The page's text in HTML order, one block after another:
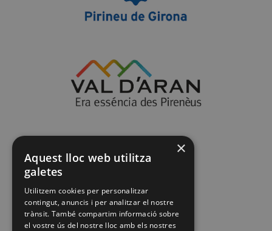
×
Aquest lloc web utilitza
galetes
Utilitzem cookies per personalitzar
contingut, anuncis i per analitzar el nostre
trànsit. També compartim informació sobre
el vostre ús del nostre lloc amb els nostres